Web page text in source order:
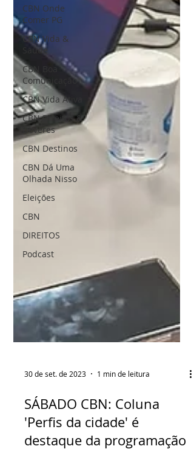
CBN Onde
Comer PG
CBN Vida &
Saúde
CBN Boa
Comunicação
CBN Vida Ativa
CBN Direitos &
Deveres
CBN Destinos
CBN Dá Uma
Olhada Nisso
Eleições
CBN
DIREITOS
Podcast
30 de set. de 2023 1 min de leitura